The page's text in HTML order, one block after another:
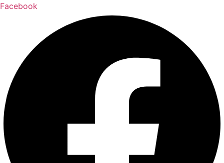
Facebook